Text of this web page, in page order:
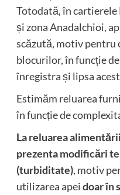
Totodată, în cartierele
și zona Anadalchioi,
scăzută, motiv pentru
blocurilor, în funcție
înregistra și lipsa
Estimăm reluarea
în funcție de
La reluarea
prezenta modificări
(turbiditate), motiv
utilizarea apeidoar în